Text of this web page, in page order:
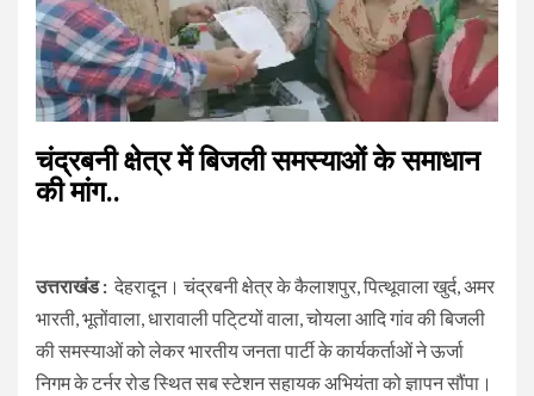
चंद्रबनी क्षेत्र में बिजली समस्याओं के समाधान
की मांग..
उत्तराखंड : देहरादून। चंद्रबनी क्षेत्र के कैलाशपुर, पित्थूवाला खुर्द, अमर
भारती, भूतोंवाला, धारावाली पटि्टयों वाला, चोयला आदि गांव की बिजली
की समस्याओं को लेकर भारतीय जनता पार्टी के कार्यकर्ताओं ने ऊर्जा
निगम के टर्नर रोड स्थित सब स्टेशन सहायक अभियंता को ज्ञापन सौंपा।